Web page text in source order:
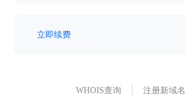
立即续费
WHOIS查询 注册新域名